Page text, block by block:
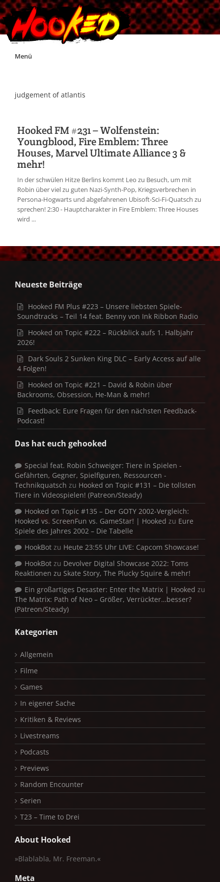
Skip
Menü
Impressum
Jobs
Discord
judgement of atlantis
Hooked FM #231 – Wolfenstein:
Youngblood, Fire Emblem: Three
Houses, Marvel Ultimate Alliance 3 &
mehr!
In der schwülen Hitze Berlins kommt Leo zu Besuch, um mit
Robin über viel zu guten Nazi-Synth-Pop, Kriegsverbrechen in
Persona-Hogwarts und abgefahrenen Ubisoft-Sci-Fi-Quatsch zu
sprechen! 2:30 - Hauptcharakter in Fire Emblem: Three Houses
wird ...
Neueste Beiträge
Hooked FM Plus #223 – Unsere liebsten Spiele-
Soundtracks – Teil 14 feat. Benny von Ink Ribbon Radio
Hooked on Topic #222 – Rückblick aufs 1. Halbjahr
2026!
Dark Souls 2 Sunken King DLC – Early Access auf alle
4 Folgen!
Hooked on Topic #221 – David & Robin über
Backrooms, Obsession, He-Man & mehr!
Feedback: Eure Fragen für den nächsten Feedback-
Podcast!
Das hat euch gehooked
Special feat. Robin Schweiger: Tiere in Spielen -
Gefährten, Gegner, Spielfiguren, Ressourcen -
Technikquatsch zu Hooked on Topic #131 – Die tollsten
Tiere in Videospielen! (Patreon/Steady)
Hooked on Topic #135 – Der GOTY 2002-Vergleich:
Hooked vs. ScreenFun vs. GameStar! | Hooked zu Eure
Spiele des Jahres 2002 – Die Tabelle
HookBot zu Heute 23:55 Uhr LIVE: Capcom Showcase!
HookBot zu Devolver Digital Showcase 2022: Toms
Reaktionen zu Skate Story, The Plucky Squire & mehr!
Ein großartiges Desaster: Enter the Matrix | Hooked zu
The Matrix: Path of Neo – Größer, Verrückter…besser?
(Patreon/Steady)
Kategorien
Allgemein
Filme
Games
In eigener Sache
Kritiken & Reviews
Livestreams
Podcasts
Previews
Random Encounter
Serien
T23 – Time to Drei
About Hooked
»Blablabla, Mr. Freeman.«
Meta